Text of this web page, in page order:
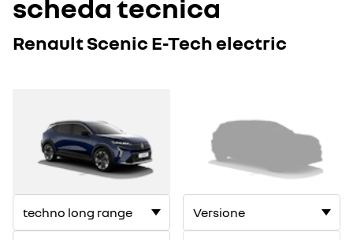
scheda tecnica
Renault Scenic E-Tech electric